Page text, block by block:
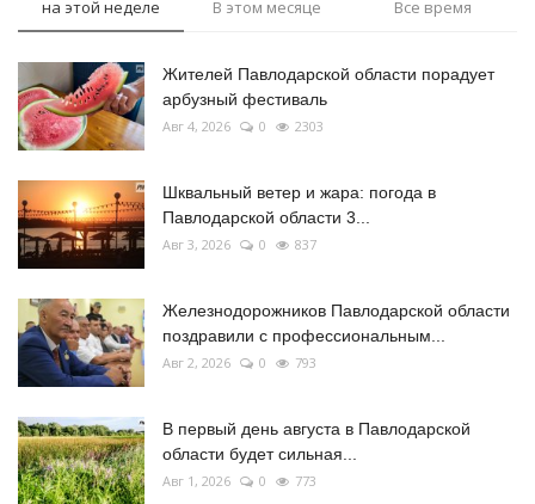
на этой неделе В этом месяце Все время
Жителей Павлодарской области порадует
арбузный фестиваль
Авг 4, 2026 0 2303
Шквальный ветер и жара: погода в
Павлодарской области 3...
Авг 3, 2026 0 837
Железнодорожников Павлодарской области
поздравили с профессиональным...
Авг 2, 2026 0 793
В первый день августа в Павлодарской
области будет сильная...
Авг 1, 2026 0 773